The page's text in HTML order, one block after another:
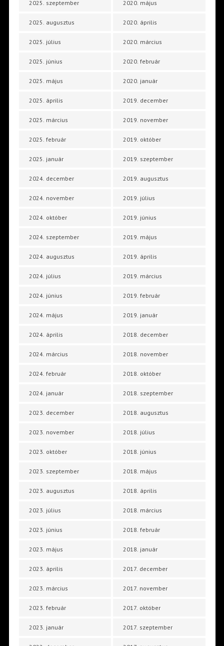
2025. szeptember
2025. augusztus
2025. július
2025. június
2025. május
2025. április
2025. március
2025. február
2025. január
2024. december
2024. november
2024. október
2024. szeptember
2024. augusztus
2024. július
2024. június
2024. május
2024. április
2024. március
2024. február
2024. január
2023. december
2023. november
2023. október
2023. szeptember
2023. augusztus
2023. július
2023. június
2023. május
2023. április
2023. március
2023. február
2023. január
2020. május
2020. április
2020. március
2020. február
2020. január
2019. december
2019. november
2019. október
2019. szeptember
2019. augusztus
2019. július
2019. június
2019. május
2019. április
2019. március
2019. február
2019. január
2018. december
2018. november
2018. október
2018. szeptember
2018. augusztus
2018. július
2018. június
2018. május
2018. április
2018. március
2018. február
2018. január
2017. december
2017. november
2017. október
2017. szeptember